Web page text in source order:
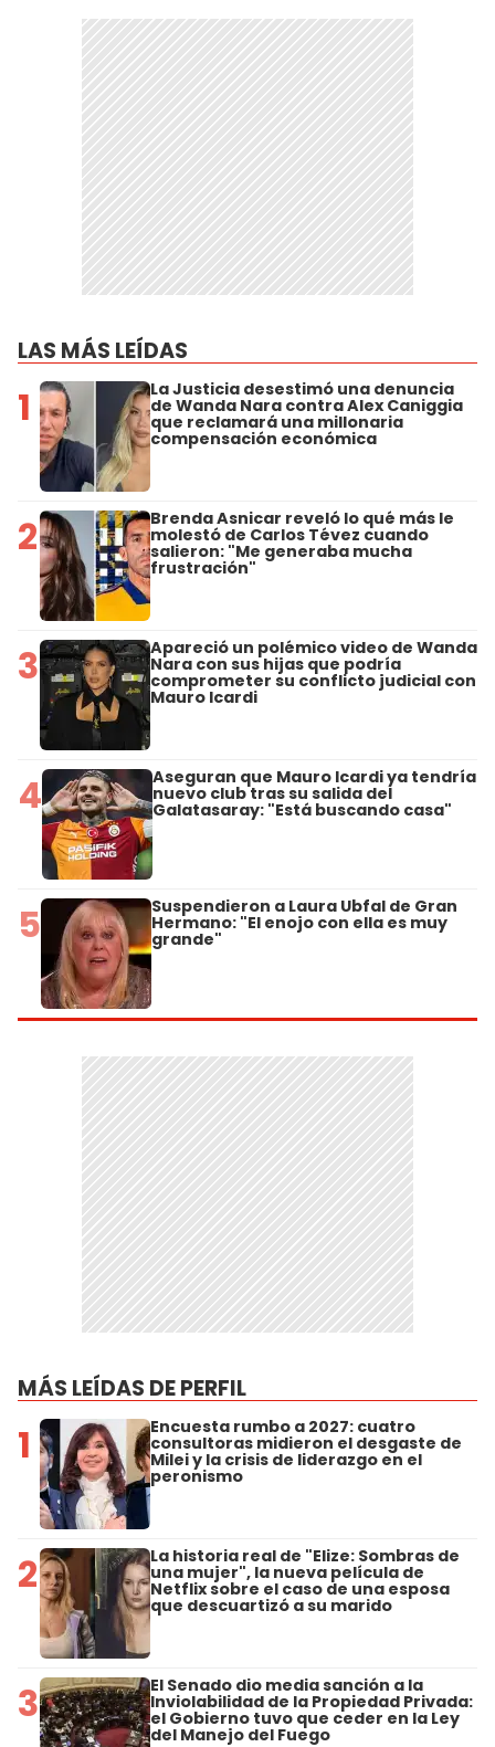
LAS MÁS LEÍDAS
1 La Justicia desestimó una denuncia
de Wanda Nara contra Alex Caniggia
que reclamará una millonaria
compensación económica
2 Brenda Asnicar reveló lo qué más le
molestó de Carlos Tévez cuando
salieron: "Me generaba mucha
frustración"
3 Apareció un polémico video de Wanda
Nara con sus hijas que podría
comprometer su conflicto judicial con
Mauro Icardi
4 Aseguran que Mauro Icardi ya tendría
nuevo club tras su salida del
Galatasaray: "Está buscando casa"
5 Suspendieron a Laura Ubfal de Gran
Hermano: "El enojo con ella es muy
grande"
MÁS LEÍDAS DE PERFIL
1 Encuesta rumbo a 2027: cuatro
consultoras midieron el desgaste de
Milei y la crisis de liderazgo en el
peronismo
2 La historia real de "Elize: Sombras de
una mujer", la nueva película de
Netflix sobre el caso de una esposa
que descuartizó a su marido
3 El Senado dio media sanción a la
Inviolabilidad de la Propiedad Privada:
el Gobierno tuvo que ceder en la Ley
del Manejo del Fuego